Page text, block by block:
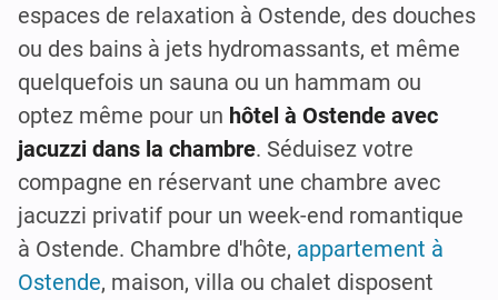
espaces de relaxation à Ostende, des douches
ou des bains à jets hydromassants, et même
quelquefois un sauna ou un hammam ou
optez même pour un hôtel à Ostende avec
jacuzzi dans la chambre. Séduisez votre
compagne en réservant une chambre avec
jacuzzi privatif pour un week-end romantique
à Ostende. Chambre d'hôte, appartement à
Ostende, maison, villa ou chalet disposent